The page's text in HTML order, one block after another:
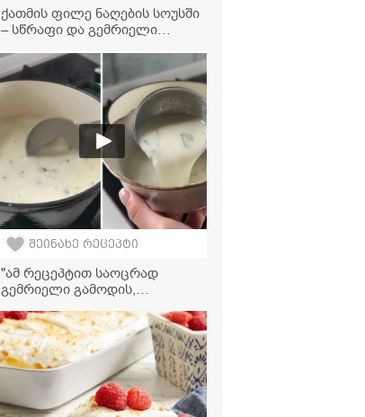
ქათმის ფილე ნაღების სოუსში
– სწრაფი და გემრიელი
შეინახე რეცეპტი
"ამ რეცეპტით საოცრად
გემრიელი გამოდის,
მაწვნის წვნიანის რეცეპტი